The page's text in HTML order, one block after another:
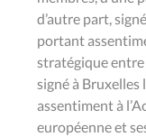
d’autre part,
portant
stratégique entre
signé à
assentiment à
européenne et